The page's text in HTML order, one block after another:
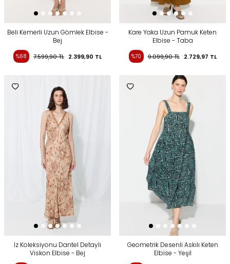
Beli Kemerli Uzun Gömlek Elbise -
Bej
%68 7.599,90TL 2.399,90 TL
Kare Yaka Uzun Pamuk Keten
Elbise - Taba
%70 9.099,90TL 2.729,97 TL
İz Koleksiyonu Dantel Detaylı
Viskon Elbise - Bej
Geometrik Desenli Askılı Keten
Elbise - Yeşil